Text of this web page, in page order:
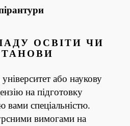
ОСВІТИ ЧИ
або наукову
на підготовку
вами спеціальністю.
вимогами на